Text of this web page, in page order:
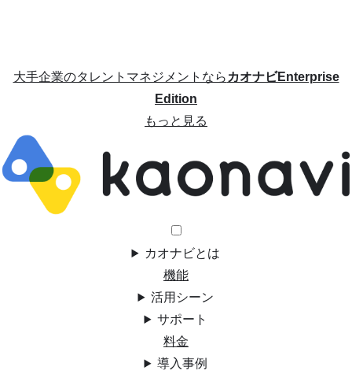
大手企業のタレントマネジメントならカオナビEnterprise
Edition
もっと見る
カオナビとは
機能
活用シーン
サポート
料金
導入事例